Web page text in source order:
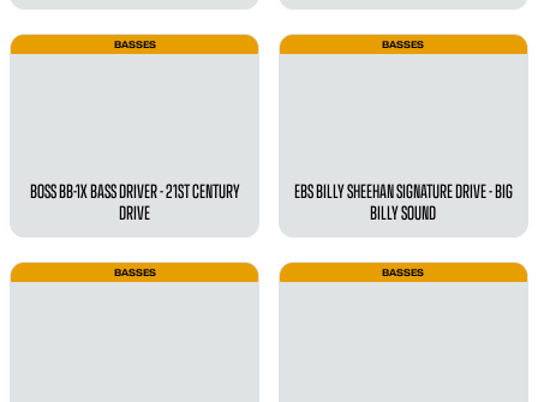
BASSES
BOSS BB-1X BASS DRIVER - 21ST CENTURY
DRIVE
BASSES
EBS BILLY SHEEHAN SIGNATURE DRIVE - BIG
BILLY SOUND
BASSES BASSES